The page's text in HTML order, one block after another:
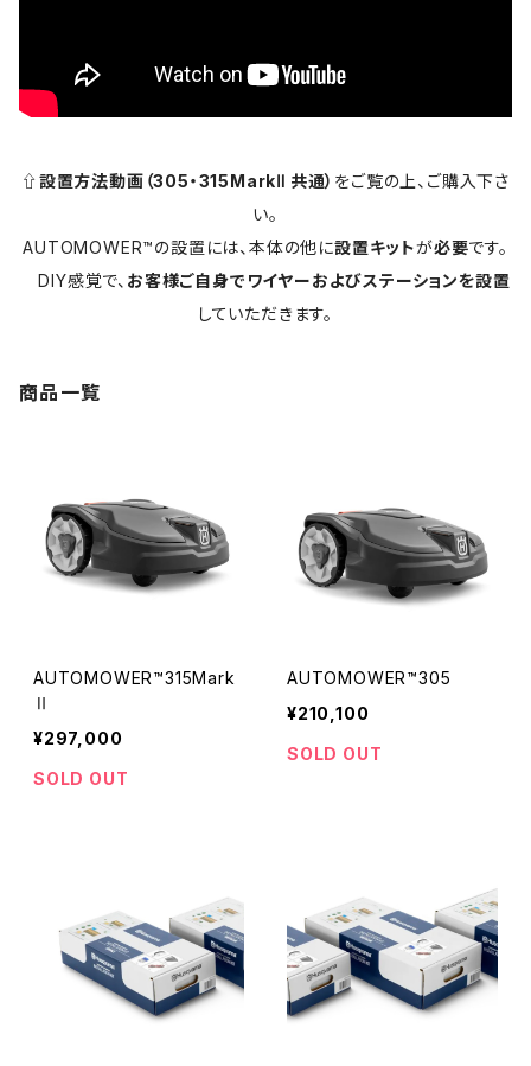
⇧設置方法動画（305・315MarkⅡ 共通） をご覧の上、ご購入下さ
い。
AUTOMOWER™の設置には、本体の他に設置キットが必要です。
DIY感覚で、 お客様ご自身でワイヤーおよびステーションを設置
していただきます。
商品一覧
AUTOMOWER™315Mark
Ⅱ
¥297,000
SOLD OUT
AUTOMOWER™305
¥210,100
SOLD OUT